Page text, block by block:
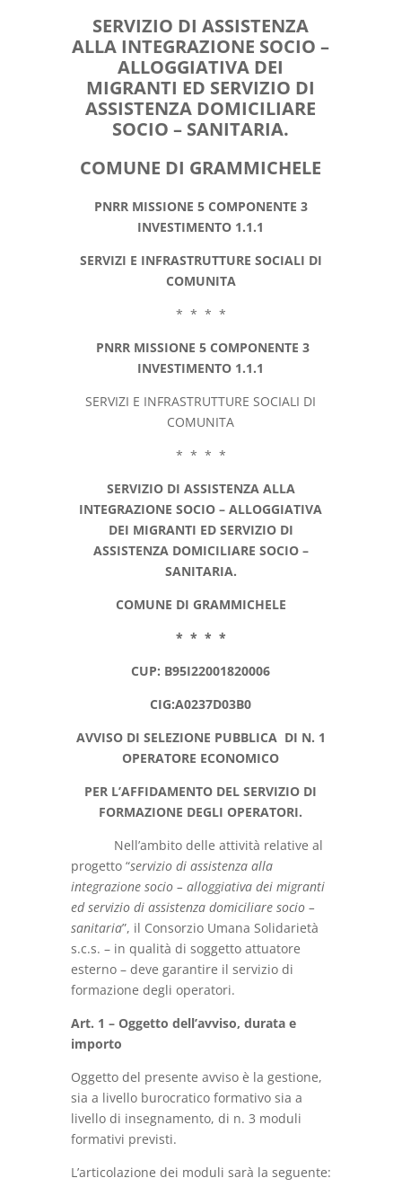
SERVIZIO DI ASSISTENZA
ALLA INTEGRAZIONE SOCIO –
ALLOGGIATIVA DEI
MIGRANTI ED SERVIZIO DI
ASSISTENZA DOMICILIARE
SOCIO – SANITARIA.
COMUNE DI GRAMMICHELE
PNRR MISSIONE 5 COMPONENTE 3
INVESTIMENTO 1.1.1
SERVIZI E INFRASTRUTTURE SOCIALI DI
COMUNITA
* * * *
PNRR MISSIONE 5 COMPONENTE 3
INVESTIMENTO 1.1.1
SERVIZI E INFRASTRUTTURE SOCIALI DI
COMUNITA
* * * *
SERVIZIO DI ASSISTENZA ALLA
INTEGRAZIONE SOCIO – ALLOGGIATIVA
DEI MIGRANTI ED SERVIZIO DI
ASSISTENZA DOMICILIARE SOCIO –
SANITARIA.
COMUNE DI GRAMMICHELE
* * * *
CUP: B95I22001820006
CIG:A0237D03B0
AVVISO DI SELEZIONE PUBBLICA DI N. 1
OPERATORE ECONOMICO
PER L’AFFIDAMENTO DEL SERVIZIO DI
FORMAZIONE DEGLI OPERATORI.
Nell’ambito delle attività relative al
progetto “servizio di assistenza alla
integrazione socio – alloggiativa dei migranti
ed servizio di assistenza domiciliare socio –
sanitaria”, il Consorzio Umana Solidarietà
s.c.s. – in qualità di soggetto attuatore
esterno – deve garantire il servizio di
formazione degli operatori.
Art. 1 – Oggetto dell’avviso, durata e
importo
Oggetto del presente avviso è la gestione,
sia a livello burocratico formativo sia a
livello di insegnamento, di n. 3 moduli
formativi previsti.
L’articolazione dei moduli sarà la seguente: